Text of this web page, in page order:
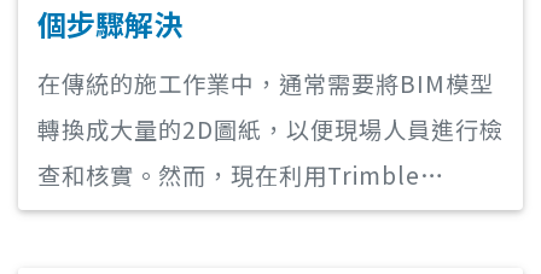
個步驟解決
在傳統的施工作業中，通常需要將BIM模型
轉換成大量的2D圖紙，以便現場人員進行檢
查和核實。然而，現在利用Trimble
Connect，我們可以以3D視覺方式快速檢